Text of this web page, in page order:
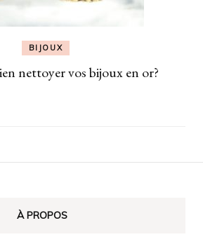
BIJOUX
nettoyer vos bijoux en or?
À PROPOS